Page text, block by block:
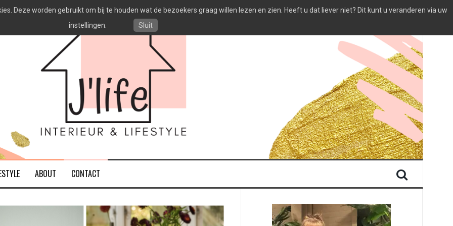
ABOUT CONTACT
Deze worden gebruikt om bij te houden wat de bezoekers graag willen lezen en zien. Heeft u dat liever niet? Dit kunt u veranderen via uw
instellingen.
Sluit